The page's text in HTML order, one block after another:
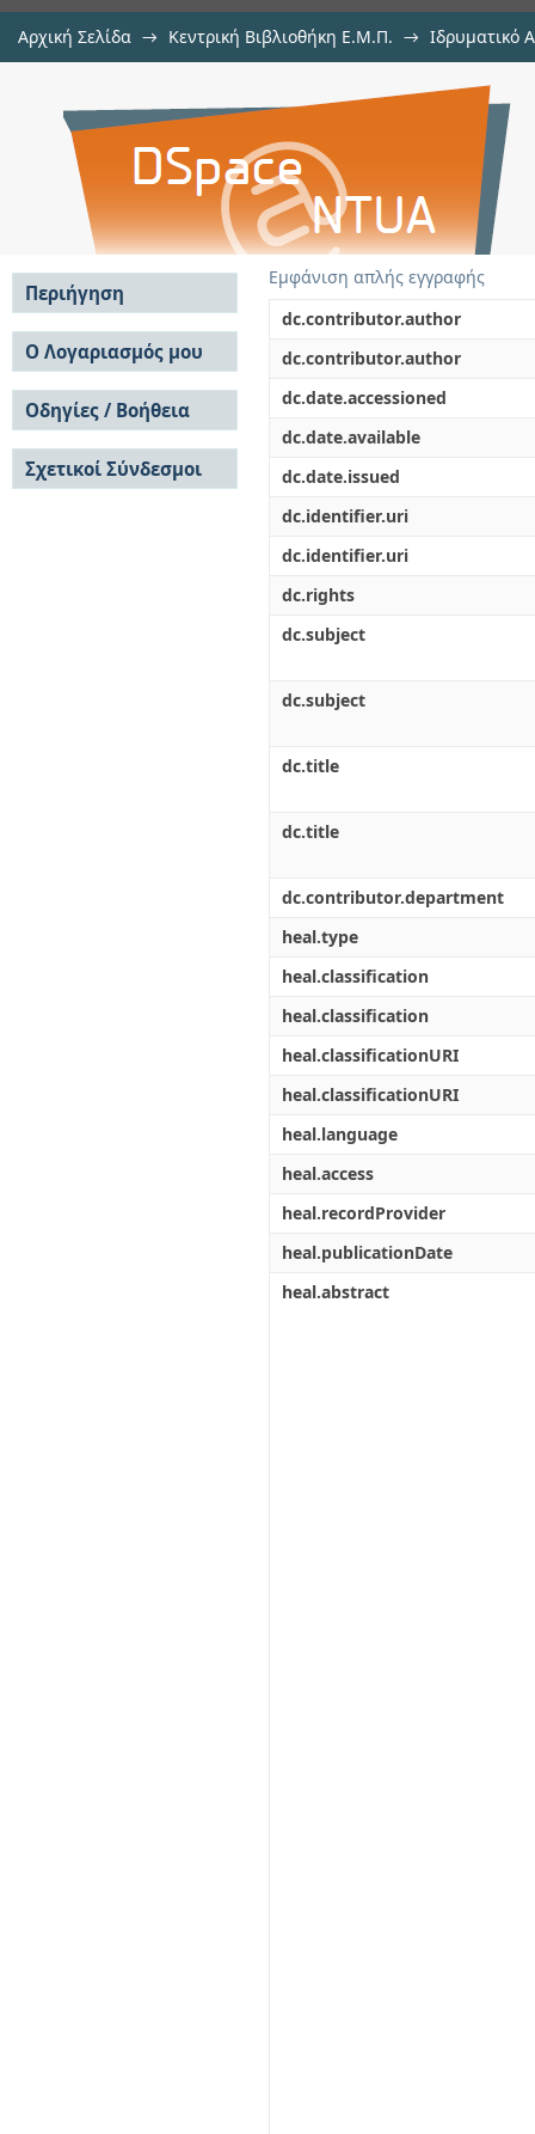
Αρχική Σελίδα → Κεντρική Βιβλιοθήκη Ε.Μ.Π. → Ιδρυματικό
Ανάπτυξη Καινοτόμων
Σχεδιασμού μιας Κλινικής
Εμφάνιση απλής εγγραφής
dc.contributor.author
dc.contributor.author
dc.date.accessioned
dc.date.available
dc.date.issued
dc.identifier.uri
dc.identifier.uri
dc.rights
dc.subject
dc.subject
dc.title
dc.title
dc.contributor.department
heal.type
heal.classification
heal.classification
heal.classificationURI
heal.classificationURI
heal.language
heal.access
heal.recordProvider
heal.publicationDate
heal.abstract
Περιήγηση
Σε όλο το DSpace
Κοινότητες & Συλλογές
Ανά Ημερομηνία
Έκδοσης
Συγγραφείς
Τίτλοι
Θέματα
Ο Λογαριασμός μου
Σύνδεση
Εγγραφή
Οδηγίες / Βοήθεια
Οδηγίες Υποβολής
Οδηγίες Χρήσης ΙΑ
Συχνές Ερωτήσεις
Σχετικοί Σύνδεσμοι